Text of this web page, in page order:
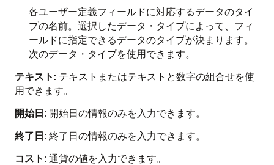
各ユーザー定義フィールドに対応するデータのタイ
プの名前。選択したデータ・タイプによって、フィ
ールドに指定できるデータのタイプが決まります。
次のデータ・タイプを使用できます。
テキスト: テキストまたはテキストと数字の組合せを使
用できます。
開始日: 開始日の情報のみを入力できます。
終了日: 終了日の情報のみを入力できます。
コスト: 通貨の値を入力できます。